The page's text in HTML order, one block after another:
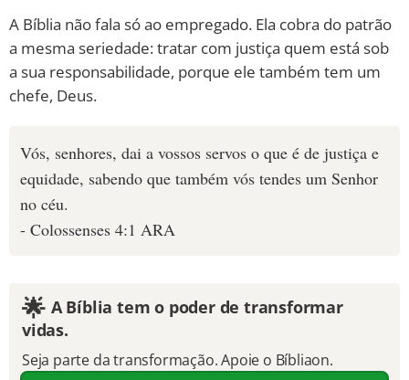
A Bíblia não fala só ao empregado. Ela cobra do patrão
a mesma seriedade: tratar com justiça quem está sob
a sua responsabilidade, porque ele também tem um
chefe, Deus.
Vós, senhores, dai a vossos servos o que é de justiça e
equidade, sabendo que também vós tendes um Senhor
no céu.
- Colossenses 4:1 ARA
🌟 A Bíblia tem o poder de transformar
vidas.
Seja parte da transformação. Apoie o Bíbliaon.